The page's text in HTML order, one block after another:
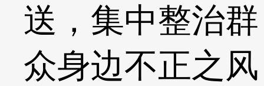
送，集中整治群
众身边不正之风